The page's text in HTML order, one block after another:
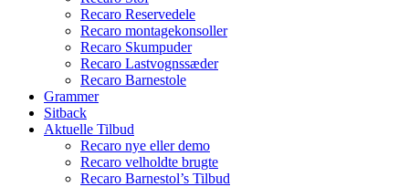
Recaro Reservedele
Recaro montagekonsoller
Recaro Skumpuder
Recaro Lastvognssæder
Recaro Barnestole
Grammer
Sitback
Aktuelle Tilbud
Recaro nye eller demo
Recaro velholdte brugte
Recaro Barnestol’s Tilbud